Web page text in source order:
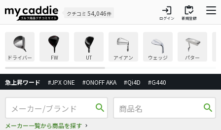
クチコミ 54,046件 login
ログイン
inventory
新規登録
ドライバー FW UT アイアン ウェッジ パター
急上昇ワード #JPX ONE #ONOFF AKA #Qi4D #G440
search
メーカー一覧から商品を探す
search